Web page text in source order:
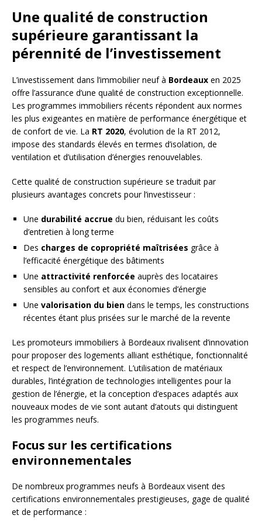
Une qualité de construction
supérieure garantissant la
pérennité de l’investissement
L’investissement dans l’immobilier neuf à Bordeaux en 2025
offre l’assurance d’une qualité de construction exceptionnelle.
Les programmes immobiliers récents répondent aux normes
les plus exigeantes en matière de performance énergétique et
de confort de vie. La RT 2020, évolution de la RT 2012,
impose des standards élevés en termes d’isolation, de
ventilation et d’utilisation d’énergies renouvelables.
Cette qualité de construction supérieure se traduit par
plusieurs avantages concrets pour l’investisseur :
Une durabilité accrue du bien, réduisant les coûts
d’entretien à long terme
Des charges de copropriété maîtrisées grâce à
l’efficacité énergétique des bâtiments
Une attractivité renforcée auprès des locataires
sensibles au confort et aux économies d’énergie
Une valorisation du bien dans le temps, les constructions
récentes étant plus prisées sur le marché de la revente
Les promoteurs immobiliers à Bordeaux rivalisent d’innovation
pour proposer des logements alliant esthétique, fonctionnalité
et respect de l’environnement. L’utilisation de matériaux
durables, l’intégration de technologies intelligentes pour la
gestion de l’énergie, et la conception d’espaces adaptés aux
nouveaux modes de vie sont autant d’atouts qui distinguent
les programmes neufs.
Focus sur les certifications
environnementales
De nombreux programmes neufs à Bordeaux visent des
certifications environnementales prestigieuses, gage de qualité
et de performance :